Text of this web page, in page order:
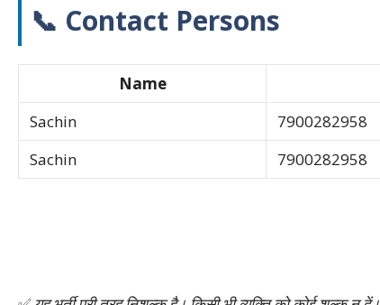
📞 Contact Persons
Name
Sachin
7900282958
Sachin
7900282958